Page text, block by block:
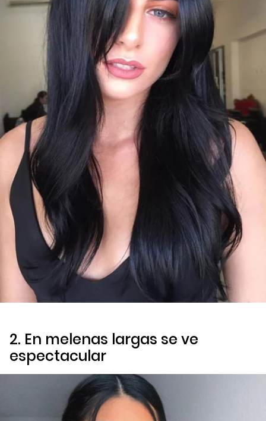
2. En melenas largas se ve
espectacular